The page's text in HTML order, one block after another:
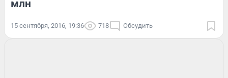
млн
15 сентября, 2016, 19:36 718 Обсудить